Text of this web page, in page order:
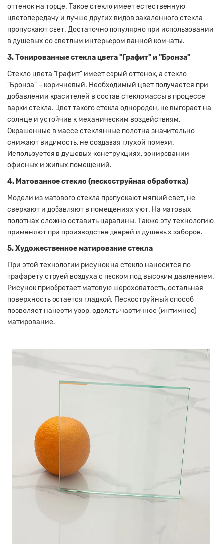
оттенок на торце. Такое стекло имеет естественную
цветопередачу и лучше других видов закаленного стекла
пропускают свет. Достаточно популярно при использовании
в душевых со светлым интерьером ванной комнаты.
3. Тонированные стекла цвета "Графит" и "Бронза"
Стекло цвета "Графит" имеет серый оттенок, а стекло
"Бронза" – коричневый. Необходимый цвет получается при
добавлении красителей в состав стекломассы в процессе
варки стекла. Цвет такого стекла однороден, не выгорает на
солнце и устойчив к механическим воздействиям.
Окрашенные в массе стеклянные полотна значительно
снижают видимость, не создавая глухой помехи.
Используется в душевых конструкциях, зонировании
офисных и жилых помещений.
4. Матованное стекло (пескоструйная обработка)
Модели из матового стекла пропускают мягкий свет, не
сверкают и добавляют в помещениях уют. На матовых
полотнах сложно оставить царапины. Также эту технологию
применяют при производстве дверей и душевых заборов.
5. Художественное матирование стекла
При этой технологии рисунок на стекло наносится по
трафарету струей воздуха с песком под высоким давлением.
Рисунок приобретает матовую шероховатость, остальная
поверхность остается гладкой. Пескоструйный способ
позволяет нанести узор, сделать частичное (интимное)
матирование.